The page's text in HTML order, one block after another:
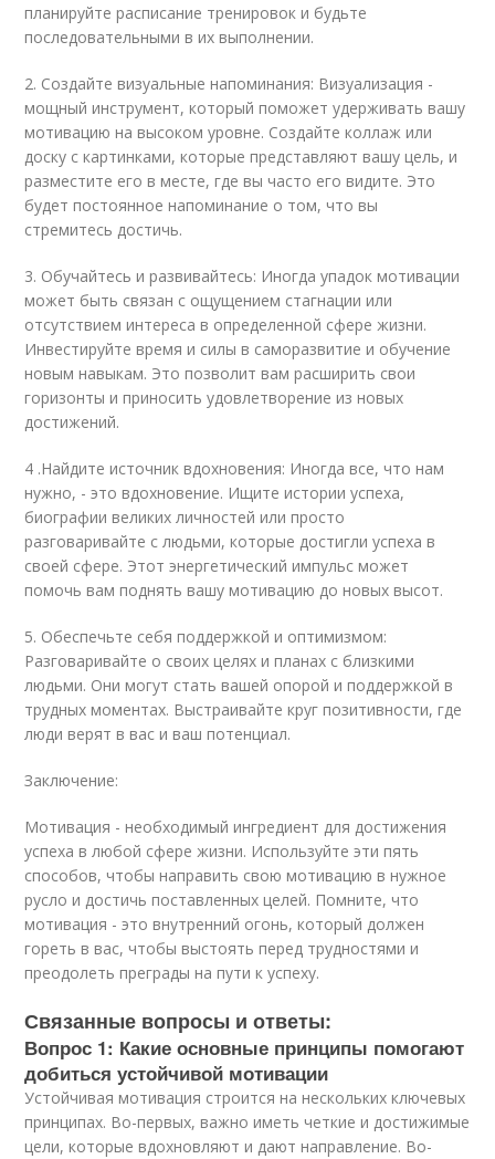
планируйте расписание тренировок и будьте
последовательными в их выполнении.
2. Создайте визуальные напоминания: Визуализация -
мощный инструмент, который поможет удерживать вашу
мотивацию на высоком уровне. Создайте коллаж или
доску с картинками, которые представляют вашу цель, и
разместите его в месте, где вы часто его видите. Это
будет постоянное напоминание о том, что вы
стремитесь достичь.
3. Обучайтесь и развивайтесь: Иногда упадок мотивации
может быть связан с ощущением стагнации или
отсутствием интереса в определенной сфере жизни.
Инвестируйте время и силы в саморазвитие и обучение
новым навыкам. Это позволит вам расширить свои
горизонты и приносить удовлетворение из новых
достижений.
4 .Найдите источник вдохновения: Иногда все, что нам
нужно, - это вдохновение. Ищите истории успеха,
биографии великих личностей или просто
разговаривайте с людьми, которые достигли успеха в
своей сфере. Этот энергетический импульс может
помочь вам поднять вашу мотивацию до новых высот.
5. Обеспечьте себя поддержкой и оптимизмом:
Разговаривайте о своих целях и планах с близкими
людьми. Они могут стать вашей опорой и поддержкой в
трудных моментах. Выстраивайте круг позитивности, где
люди верят в вас и ваш потенциал.
Заключение:
Мотивация - необходимый ингредиент для достижения
успеха в любой сфере жизни. Используйте эти пять
способов, чтобы направить свою мотивацию в нужное
русло и достичь поставленных целей. Помните, что
мотивация - это внутренний огонь, который должен
гореть в вас, чтобы выстоять перед трудностями и
преодолеть преграды на пути к успеху.
Связанные вопросы и ответы:
Вопрос 1: Какие основные принципы помогают
добиться устойчивой мотивации
Устойчивая мотивация строится на нескольких ключевых
принципах. Во-первых, важно иметь четкие и достижимые
цели, которые вдохновляют и дают направление. Во-